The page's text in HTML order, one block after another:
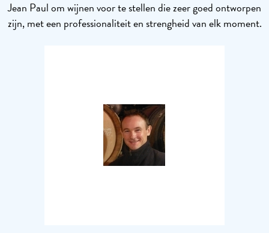
Jean Paul om wijnen voor te stellen die zeer goed ontworpen
zijn, met een professionaliteit en strengheid van elk moment.